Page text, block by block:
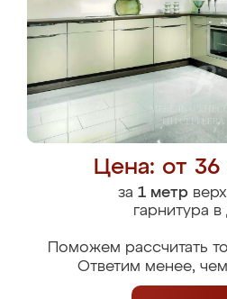
Цена: от
за 1 метр
гарнитура в
Поможем рассчитать
Ответим менее,